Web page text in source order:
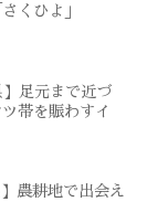
くひよ」
足元まで近づ
帯を賑わすイ
農耕地で出会え